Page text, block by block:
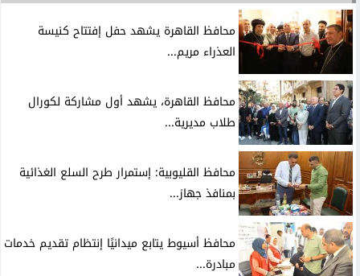
محافظ القاهرة يشهد حفل إفتتاح كنيسة
العذراء مريم...
محافظ القاهرة، يشهد أول مشاركة لكورال
طلاب مديرية...
محافظ القليوبية: إستمرار طرح السلع الغذائية
بمنافذ جهاز...
محافظ أسيوط يتابع ميدانيًا إنتظام تقديم خدمات
مبادرة...